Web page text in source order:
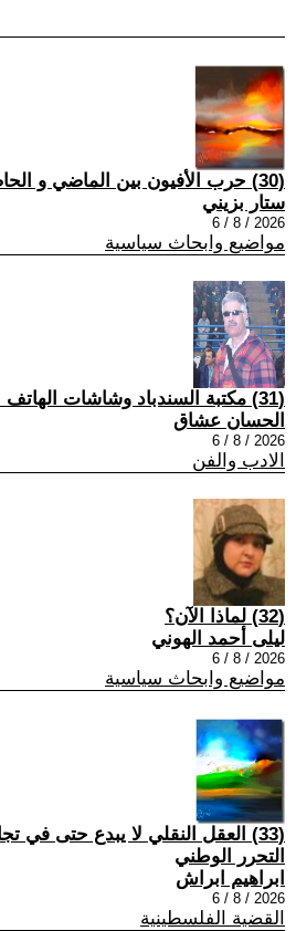
(30) حرب الأفيون بين الماضي و الحاضر
ستار بزيني
2026 / 8 / 6
مواضيع وابحاث سياسية
(31) مكتبة السندباد وشاشات الهاتف النقال
الحسان عشاق
2026 / 8 / 6
الادب والفن
(32) لماذا الآن؟
ليلى أحمد الهوني
2026 / 8 / 6
مواضيع وابحاث سياسية
(33) العقل النقلي لا يبدع حتى في
التحرر الوطني
ابراهيم ابراش
2026 / 8 / 6
القضية الفلسطينية